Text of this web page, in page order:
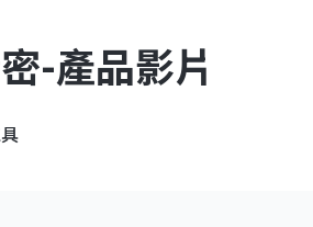
-產品影片